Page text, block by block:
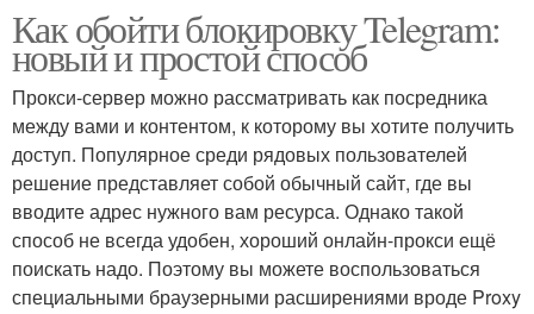
Как обойти блокировку Telegram:
новый и простой способ
Прокси-сервер можно рассматривать как посредника
между вами и контентом, к которому вы хотите получить
доступ. Популярное среди рядовых пользователей
решение представляет собой обычный сайт, где вы
вводите адрес нужного вам ресурса. Однако такой
способ не всегда удобен, хороший онлайн-прокси ещё
поискать надо. Поэтому вы можете воспользоваться
специальными браузерными расширениями вроде Proxy